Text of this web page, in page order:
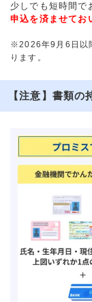
少しでも短時間で
申込を済ませてお
※2026年9月6日以
ります。
【注意】書類の